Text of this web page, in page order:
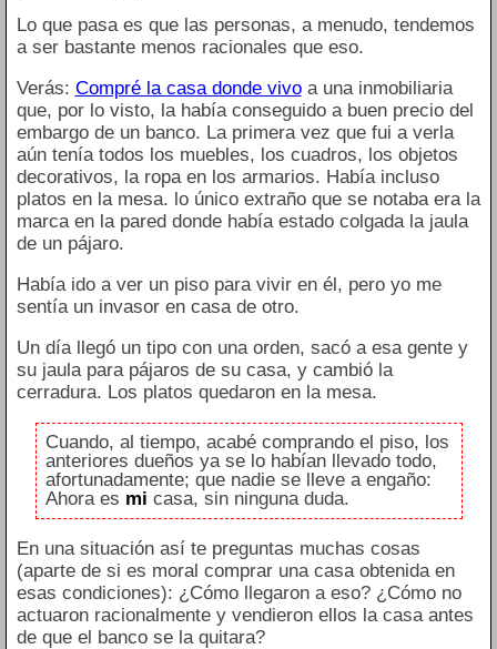
Lo que pasa es que las personas, a menudo, tendemos
a ser bastante menos racionales que eso.
Verás: Compré la casa donde vivoa una inmobiliaria
que, por lo visto, la había conseguido a buen precio del
embargo de un banco. La primera vez que fui a verla
aún tenía todos los muebles, los cuadros, los objetos
decorativos, la ropa en los armarios. Había incluso
platos en la mesa. lo único extraño que se notaba era la
marca en la pared donde había estado colgada la jaula
de un pájaro.
Había ido a ver un piso para vivir en él, pero yo me
sentía un invasor en casa de otro.
Un día llegó un tipo con una orden, sacó a esa gente y
su jaula para pájaros de su casa, y cambió la
cerradura. Los platos quedaron en la mesa.
Cuando, al tiempo, acabé comprando el piso, los
anteriores dueños ya se lo habían llevado todo,
afortunadamente; que nadie se lleve a engaño:
Ahora es mi casa, sin ninguna duda.
En una situación así te preguntas muchas cosas
(aparte de si es moral comprar una casa obtenida en
esas condiciones): ¿Cómo llegaron a eso? ¿Cómo no
actuaron racionalmente y vendieron ellos la casa antes
de que el banco se la quitara?